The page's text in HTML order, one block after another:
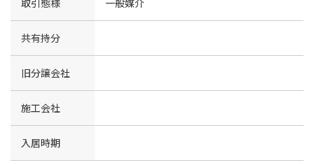
取引態様 一般媒介
共有持分
旧分譲会社
施工会社
入居時期